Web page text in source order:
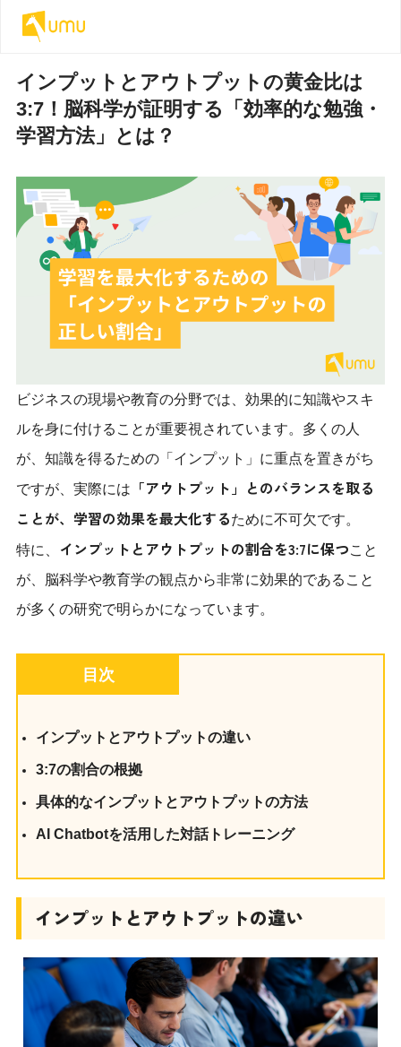
インプットとアウトプットの黄金比は
3:7！脳科学が証明する「効率的な勉強・
学習方法」とは？
ビジネスの現場や教育の分野では、効果的に知識やスキ
ルを身に付けることが重要視されています。多くの人
が、知識を得るための「インプット」に重点を置きがち
ですが、実際には
「アウトプット」とのバランスを取る
ことが、学習の効果を最大化するために不可欠です。
特に、
インプットとアウトプットの割合を3:7に保つこと
が、脳科学や教育学の観点から非常に効果的であること
が多くの研究で明らかになっています。
目次
インプットとアウトプットの違い
3:7の割合の根拠
具体的なインプットとアウトプットの方法
AI Chatbotを活用した対話トレーニング
インプットとアウトプットの違い